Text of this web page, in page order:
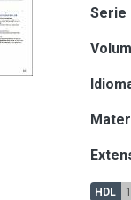
Serie
HDL